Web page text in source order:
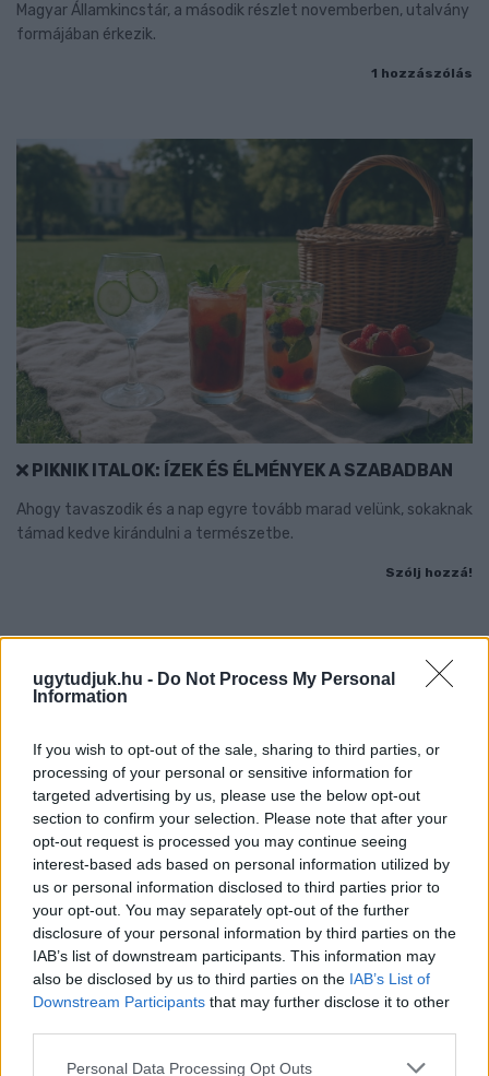
ugytudjuk.hu - Do Not Process My Personal
Information
If you wish to opt-out of the sale, sharing to third parties, or
processing of your personal or sensitive information for
targeted advertising by us, please use the below opt-out
section to confirm your selection. Please note that after your
opt-out request is processed you may continue seeing
interest-based ads based on personal information utilized by
us or personal information disclosed to third parties prior to
your opt-out. You may separately opt-out of the further
disclosure of your personal information by third parties on the
IAB’s list of downstream participants. This information may
also be disclosed by us to third parties on the IAB’s List of
Downstream Participants that may further disclose it to other
Please note that this website/app uses one or more Google
Personal Data Processing Opt Outs
Magyar Államkincstár, a második részlet novemberben, utalvány
formájában érkezik.
1 hozzászólás
PIKNIK ITALOK: ÍZEK ÉS ÉLMÉNYEK A SZABADBAN
Ahogy tavaszodik és a nap egyre tovább marad velünk, sokaknak
támad kedve kirándulni a természetbe.
Szólj hozzá!
ÖRÖMHÍR: TÍZ ÉVE NEM VOLT ILYEN ALACSONY AZ
INFLÁCIÓ MAGYARORSZÁGON
Júliusban mindössze 1,2 százalékkal emelkedtek éves
összevetésben a fogyasztói árak, miközben az élelmiszerek ára
már csökkent.